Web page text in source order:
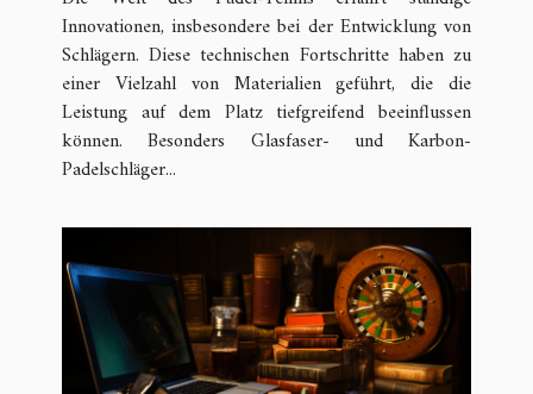
Innovationen, insbesondere bei der Entwicklung von
Schlägern. Diese technischen Fortschritte haben zu
einer Vielzahl von Materialien geführt, die die
Leistung auf dem Platz tiefgreifend beeinflussen
können. Besonders Glasfaser- und Karbon-
Padelschläger...